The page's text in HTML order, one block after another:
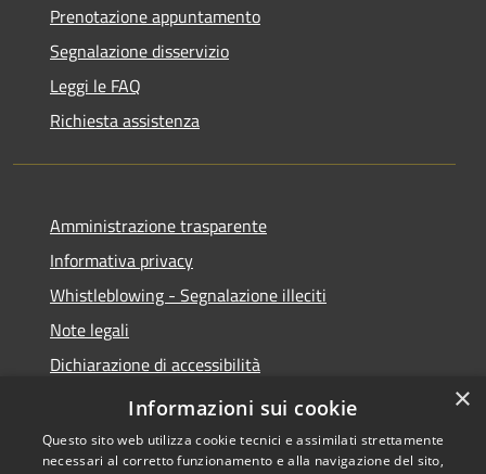
Prenotazione appuntamento
Segnalazione disservizio
Leggi le FAQ
Richiesta assistenza
Amministrazione trasparente
Informativa privacy
Whistleblowing - Segnalazione illeciti
Note legali
Dichiarazione di accessibilità
Segnalazione di inaccessibilità
×
Informazioni sui cookie
Questo sito web utilizza cookie tecnici e assimilati strettamente
necessari al corretto funzionamento e alla navigazione del sito,